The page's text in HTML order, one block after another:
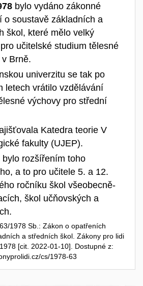
bylo vydáno zákonné
o soustavě základních a
škol, které mělo velký
učitelské studium tělesné
Brně.
univerzitu se tak po
letech vrátilo vzdělávání
výchovy pro střední
Katedra teorie V
fakulty (UJEP).
bylo rozšířením toho
a to pro učitele 5. a 12.
ročníku škol všeobecně-
škol učňovských a
1978 Sb.: Zákon o opatřeních
a středních škol. Zákony pro lidi
[cit. 2022-01-10]. Dostupné z:
cs/1978-63